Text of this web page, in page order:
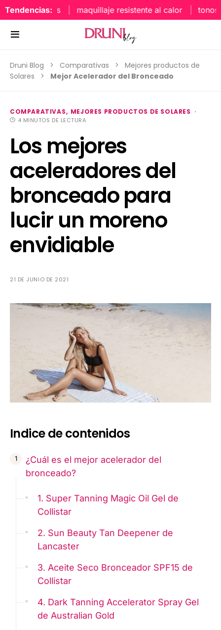
Tendencias: maquillaje resistente al calor tonos
Druni Blog Comparativas
Mejores productos de
Solares
Mejor Acelerador del Bronceado
COMPARATIVAS MEJORES PRODUCTOS DE SOLARES
4 MINUTOS DE LECTURA
Los mejores
aceleradores del
bronceado para
lucir un moreno
envidiable
21 DE JUNIO DE 2021
Indice de contenidos
¿Cuál es el mejor acelerador del
bronceado?
1. Super Tanning Magic Oil Gel de
Collistar
2. Sun Beauty Tan Deepener de
Lancaster
3. Aceite Seco Bronceador SPF15 de
Collistar
4. Dark Tanning Accelerator Spray Gel
de Australian Gold